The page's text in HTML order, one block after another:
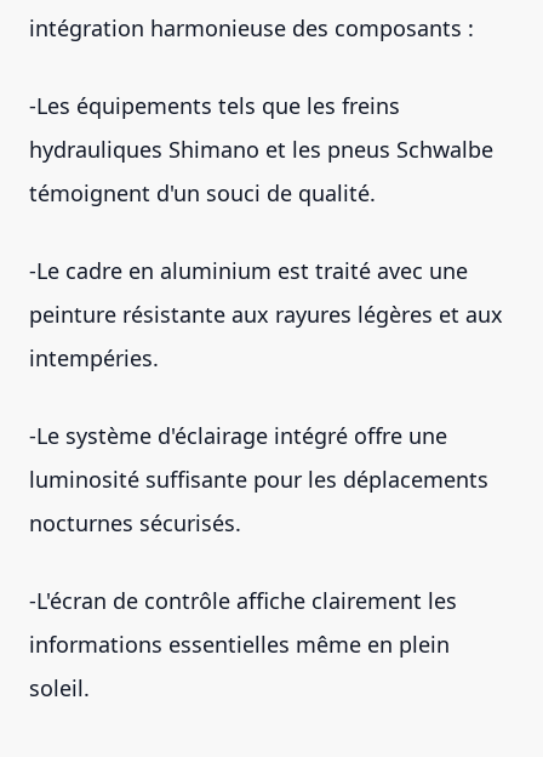
intégration harmonieuse des composants :
-Les équipements tels que les freins
hydrauliques Shimano et les pneus Schwalbe
témoignent d'un souci de qualité.
-Le cadre en aluminium est traité avec une
peinture résistante aux rayures légères et aux
intempéries.
-Le système d'éclairage intégré offre une
luminosité suffisante pour les déplacements
nocturnes sécurisés.
-L'écran de contrôle affiche clairement les
informations essentielles même en plein
soleil.